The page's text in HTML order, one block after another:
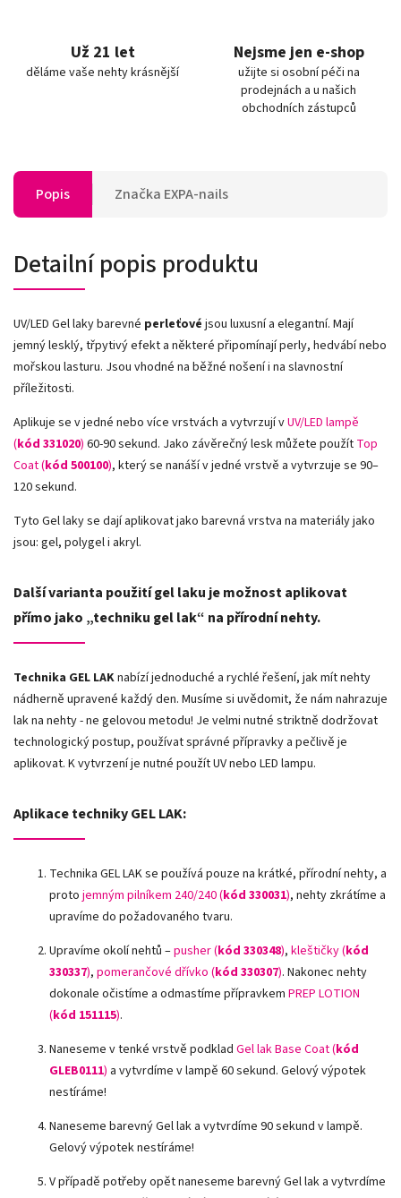
Už 21 let
děláme vaše nehty krásnější
Nejsme jen e-shop
užijte si osobní péči na
prodejnách a u našich
obchodních zástupců
Popis Značka EXPA-nails
Detailní popis produktu
UV/LED Gel laky barevné perleťové jsou luxusní a elegantní. Mají
jemný lesklý, třpytivý efekt a některé připomínají perly, hedvábí nebo
mořskou lasturu. Jsou vhodné na běžné nošení i na slavnostní
příležitosti.
Aplikuje se v jedné nebo více vrstvách a vytvrzují vUV/LED lampě
(kód 331020) 60-90 sekund. Jako závěrečný lesk můžete použít Top
Coat (kód 500100), který se nanáší v jedné vrstvě a vytvrzuje se 90–
120 sekund.
Tyto Gel laky se dají aplikovat jako barevná vrstva na materiály jako
jsou: gel, polygel i akryl.
Další varianta použití gel laku je možnost aplikovat
přímo jako „techniku gel lak“ na přírodní nehty.
Technika GEL LAKnabízí jednoduché a rychlé řešení, jak mít nehty
nádherně upravené každý den. Musíme si uvědomit, že nám nahrazuje
lak na nehty - ne gelovou metodu! Je velmi nutné striktně dodržovat
technologický postup, používat správné přípravky a pečlivě je
aplikovat. K vytvrzení je nutné použít UV nebo LED lampu.
Aplikace techniky GEL LAK:
Technika GEL LAK se používá pouze na krátké, přírodní nehty, a
proto jemným pilníkem 240/240 (kód 330031), nehty zkrátíme a
upravíme do požadovaného tvaru.
Upravíme okolí nehtů –pusher (kód 330348), kleštičky (kód
330337), pomerančové dřívko (kód 330307). Nakonec nehty
dokonale očistíme a odmastíme přípravkem PREP LOTION
(kód 151115).
Naneseme v tenké vrstvě podklad Gel lak Base Coat (kód
GLEB0111) a vytvrdíme v lampě 60 sekund. Gelový výpotek
nestíráme!
Naneseme barevný Gel lak a vytvrdíme 90 sekund v lampě.
Gelový výpotek nestíráme!
V případě potřeby opět naneseme barevný Gel lak a vytvrdíme